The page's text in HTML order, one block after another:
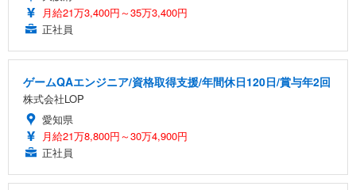
月給21万3,400円～35万3,400円
正社員
ゲームQAエンジニア/資格取得支援/年間休日120日/賞与年2回
株式会社LOP
愛知県
月給21万8,800円～30万4,900円
正社員